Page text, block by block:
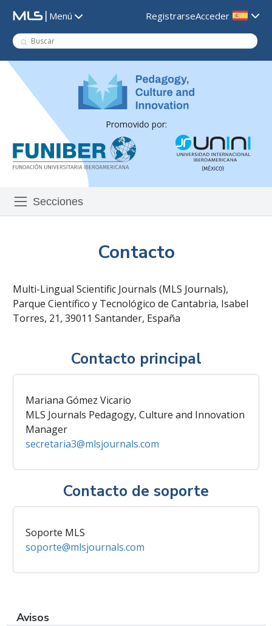
| Menú RegistrarseAcceder
Promovido por:
Secciones
Contacto
Multi-Lingual Scientific Journals (MLS Journals),
Parque Científico y Tecnológico de Cantabria, Isabel
Torres, 21, 39011 Santander, España
Contacto principal
Mariana Gómez Vicario
MLS Journals Pedagogy, Culture and Innovation
Manager
secretaria3@mlsjournals.com
Contacto de soporte
Soporte MLS
soporte@mlsjournals.com
Avisos